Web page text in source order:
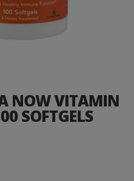
VITAMIN
SOFTGELS